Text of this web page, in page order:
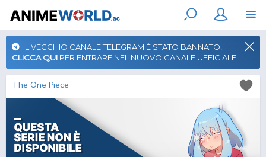
IL VECCHIO CANALE TELEGRAM È STATO BANNATO!
CLICCA QUI PER ENTRARE NEL NUOVO CANALE UFFICIALE!
The One Piece